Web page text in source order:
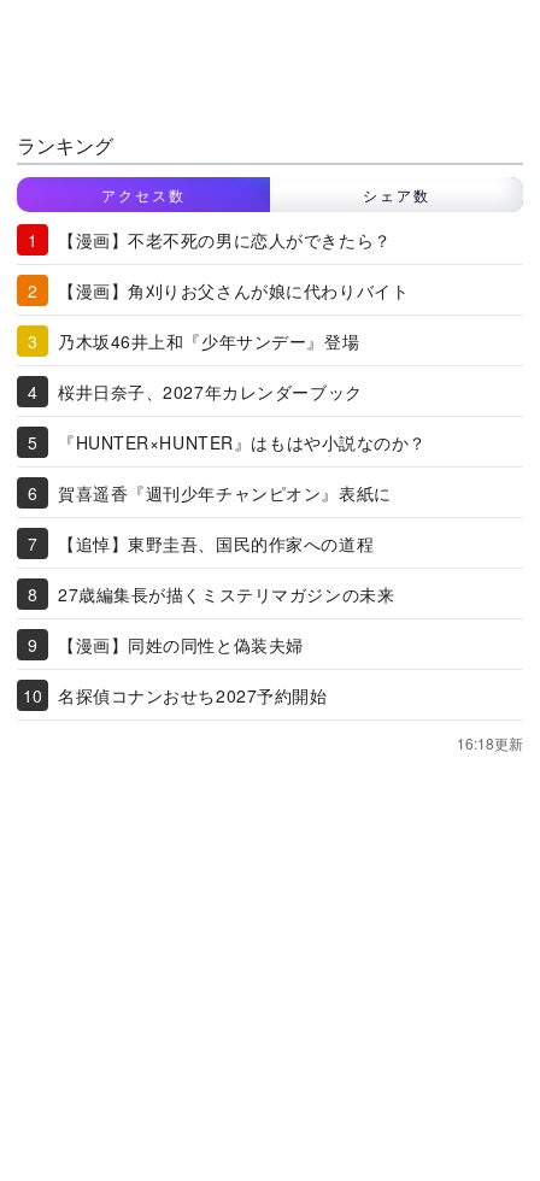
ランキング
アクセス数 シェア数
【漫画】不老不死の男に恋人ができたら？
【漫画】角刈りお父さんが娘に代わりバイト
乃木坂46井上和『少年サンデー』登場
桜井日奈子、2027年カレンダーブック
『HUNTER×HUNTER』はもはや小説なのか？
賀喜遥香『週刊少年チャンピオン』表紙に
【追悼】東野圭吾、国民的作家への道程
27歳編集長が描くミステリマガジンの未来
【漫画】同姓の同性と偽装夫婦
名探偵コナンおせち2027予約開始
16:18更新